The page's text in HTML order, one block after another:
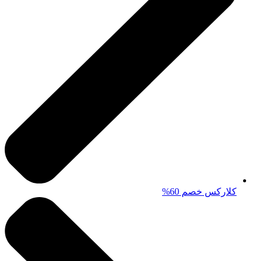
كلاركس خصم 60%